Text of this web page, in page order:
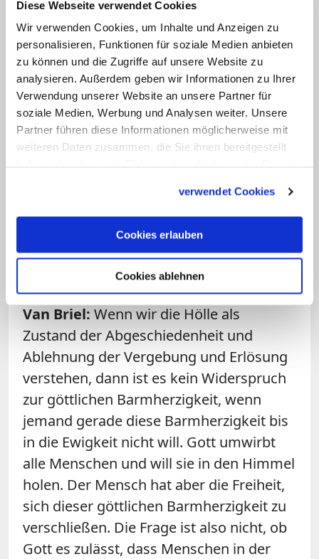
Diese Webseite verwendet Cookies
Wir verwenden Cookies, um Inhalte und Anzeigen zu
personalisieren, Funktionen für soziale Medien anbieten
zu können und die Zugriffe auf unsere Website zu
analysieren. Außerdem geben wir Informationen zu Ihrer
Verwendung unserer Website an unsere Partner für
soziale Medien, Werbung und Analysen weiter. Unsere
Partner führen diese Informationen möglicherweise mit
weiteren Daten zusammen, die Sie ihnen bereitgestellt
verwendet Cookies
Cookies erlauben
Cookies ablehnen
einem bestimmten Menschen nicht
verzeihen will und ihm auch im Himmel
noch demütigen will. Dieser wird
vielleicht den Hinweis, dass der Himmel
nicht teilbar ist, als "Ausschluss" vom
Himmel erfahren. Wir können nicht Gott
lieben und einzelne Menschen weiter
auf Jesus erlösen: Er ist für alle Menschen
gestorben, sein Heilswille ist universal.
Frage: Stimmt es, dass die Hölle leer
ist, weil Gott gnädig ist?
Van Briel: Wenn wir die Hölle als
Zustand der Abgeschiedenheit und
Ablehnung der Vergebung und Erlösung
verstehen, dann ist es kein Widerspruch
zur göttlichen Barmherzigkeit, wenn
jemand gerade diese Barmherzigkeit bis
in die Ewigkeit nicht will. Gott umwirbt
alle Menschen und will sie in den Himmel
holen. Der Mensch hat aber die Freiheit,
sich dieser göttlichen Barmherzigkeit zu
verschließen. Die Frage ist also nicht, ob
Gott es zulässt, dass Menschen in der